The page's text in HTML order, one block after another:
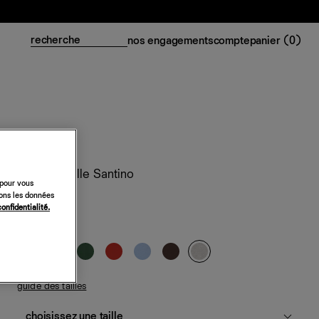
nos engagementscomptepanier (0)
Top en maille Santino
98 €
guide des tailles
vous
les données